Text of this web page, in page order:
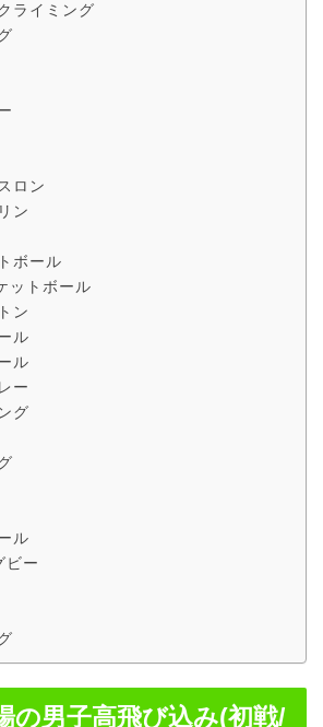
ライミング
ロン
ン
ボール
ットボール
ン
ル
ル
ー
グ
ル
ビー
の男子高飛び込み(初戦/